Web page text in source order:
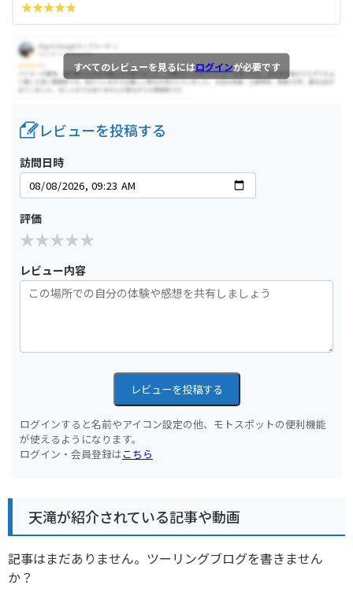
すべてのレビューを見るにはログインが必要です
レビューを投稿する
訪問日時
評価
レビュー内容
レビューを投稿する
ログインすると名前やアイコン設定の他、モトスポットの便利機能
が使えるようになります。
ログイン・会員登録はこちら
天滝が紹介されている記事や動画
記事はまだありません。ツーリングブログを書きません
か？